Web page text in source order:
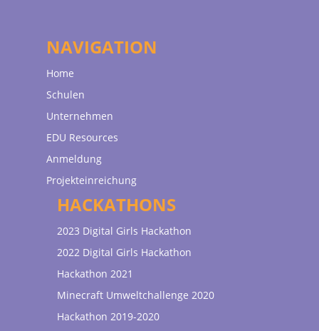
NAVIGATION
Home
Schulen
Unternehmen
EDU Resources
Anmeldung
Projekteinreichung
HACKATHONS
2023 Digital Girls Hackathon
2022 Digital Girls Hackathon
Hackathon 2021
Minecraft Umweltchallenge 2020
Hackathon 2019-2020